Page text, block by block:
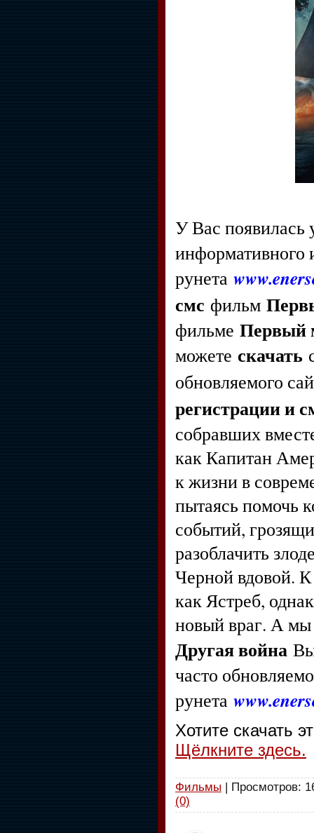
У Вас появилась
информативного
рунета
смс фильм
фильме Первый
можете скачать
обновляемого
регистрации и
собравших
как Капитан
к жизни в
пытаясь помочь
событий,
разоблачить
Черной вдовой.
как Ястреб,
новый враг. А
Другая война
часто
рунета
Хотите скачать
Щёлкните здесь.
Фильмы | Просмотров:
(0)